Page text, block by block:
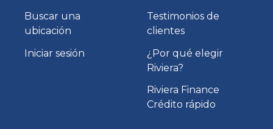
Buscar una
ubicación
Iniciar sesión
Testimonios de
clientes
¿Por qué elegir
Riviera?
Riviera Finance
Crédito rápido